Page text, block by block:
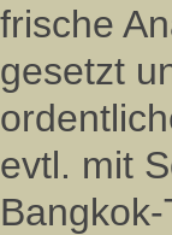
frische
gesetzt
evtl. mit